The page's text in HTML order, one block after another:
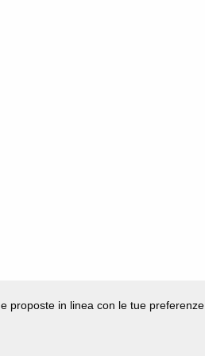
proposte in linea con le tue preferenze.